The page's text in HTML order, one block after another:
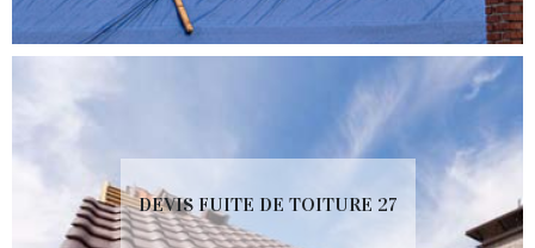
DEVIS FUITE DE TOITURE 27